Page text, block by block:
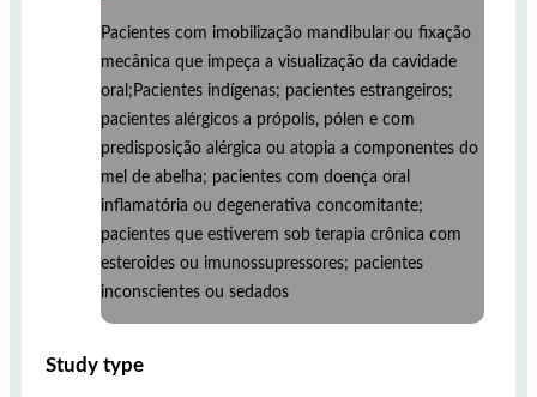
Pacientes com imobilização mandibular ou fixação
mecânica que impeça a visualização da cavidade
oral;Pacientes indígenas; pacientes estrangeiros;
pacientes alérgicos a própolis, pólen e com
predisposição alérgica ou atopia a componentes do
mel de abelha; pacientes com doença oral
inflamatória ou degenerativa concomitante;
pacientes que estiverem sob terapia crônica com
esteroides ou imunossupressores; pacientes
inconscientes ou sedados
Study type